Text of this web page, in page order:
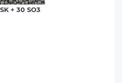
+ 30 SO3